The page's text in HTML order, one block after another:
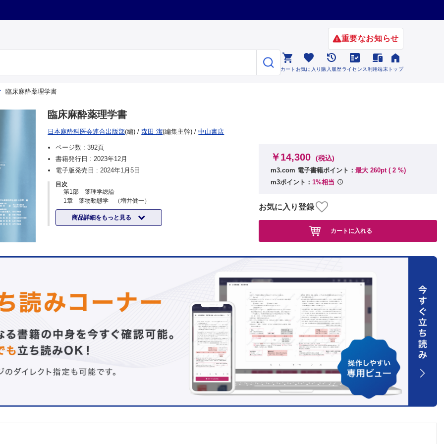
重要なお知らせ

カート

お気に入り

購入履歴

ライセンス

利用端末

トップ
臨床麻酔薬理学書
臨床麻酔薬理学書
日本麻酔科医会連合出版部(編) /森田 潔(編集主幹) /中山書店
ページ数 :392頁
書籍発行日 :2023年12月
電子版発売日 :2024年1月5日
目次
第1部 薬理学総論
1章 薬物動態学 （増井健一）
1.1 はじめに
1.2 なぜ薬物濃度を利用するか？
1.3 予測血中濃度と効果部位濃度
共変量
1.10 どの薬物動態モデルを使うか？
1.13 吸入麻酔薬の投与設定濃度，呼気濃度・吸気濃度，脳内濃度
2.1 はじめに
2.3 濃度と効果の関係を表すモデル
2.5 濃度と効果の関係の評価と，濃度を利用した効果のコントロ
2.6 覚醒と術後に向けた濃度コントロールのプラン
2.8 効果が消失するということ：半減期と効果消失はほとんど無
商品詳細をもっと見る
￥14,300 (税込)
m3.com 電子書籍ポイント： 最大 260pt ( 2 %)
m3ポイント： 1%相当
お気に入り登録
カートに入れる